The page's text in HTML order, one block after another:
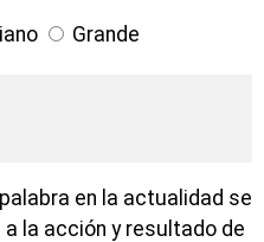
Grande
en la actualidad se
la acción y resultado de